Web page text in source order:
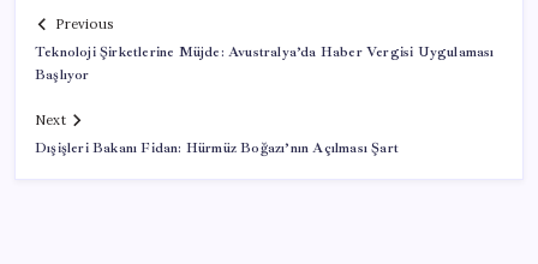
Previous
Teknoloji Şirketlerine Müjde: Avustralya’da Haber Vergisi Uygulaması
Başlıyor
Next
Dışişleri Bakanı Fidan: Hürmüz Boğazı’nın Açılması Şart